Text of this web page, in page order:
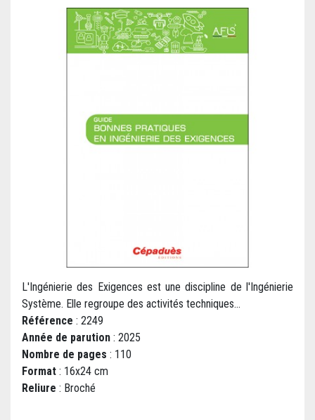
L'Ingénierie des Exigences est une discipline de l'Ingénierie
Système. Elle regroupe des activités techniques...
Référence : 2249
Année de parution : 2025
Nombre de pages : 110
Format : 16x24 cm
Reliure : Broché